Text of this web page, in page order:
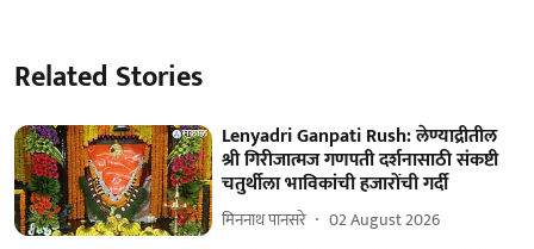
Related Stories
Lenyadri Ganpati Rush: लेण्याद्रीतील
श्री गिरीजात्मज गणपती दर्शनासाठी संकष्टी
चतुर्थीला भाविकांची हजारोंची गर्दी
मिननाथ पानसरे 02 August 2026